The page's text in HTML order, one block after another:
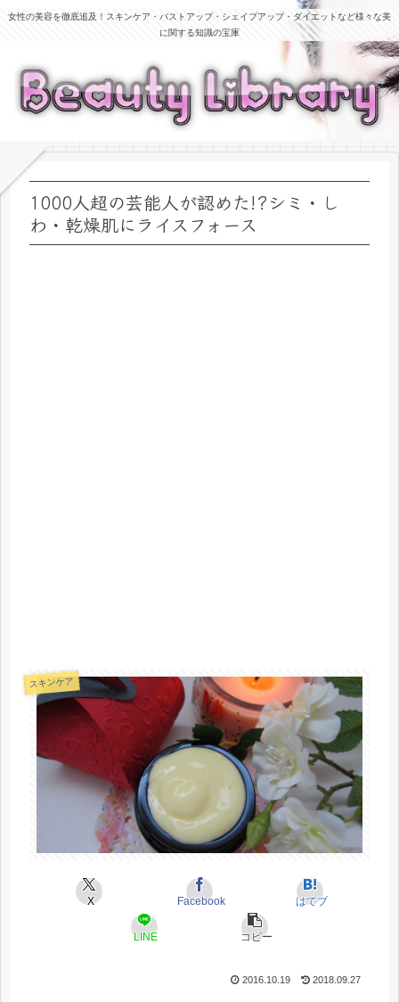
女性の美容を徹底追及！スキンケア・バストアップ・シェイプアップ・ダイエットなど様々な美
に関する知識の宝庫
1000人超の芸能人が認めた!?シミ・し
わ・乾燥肌にライスフォース
スキンケア
X Facebook はてブ
LINE コピー
2016.10.19 2018.09.27